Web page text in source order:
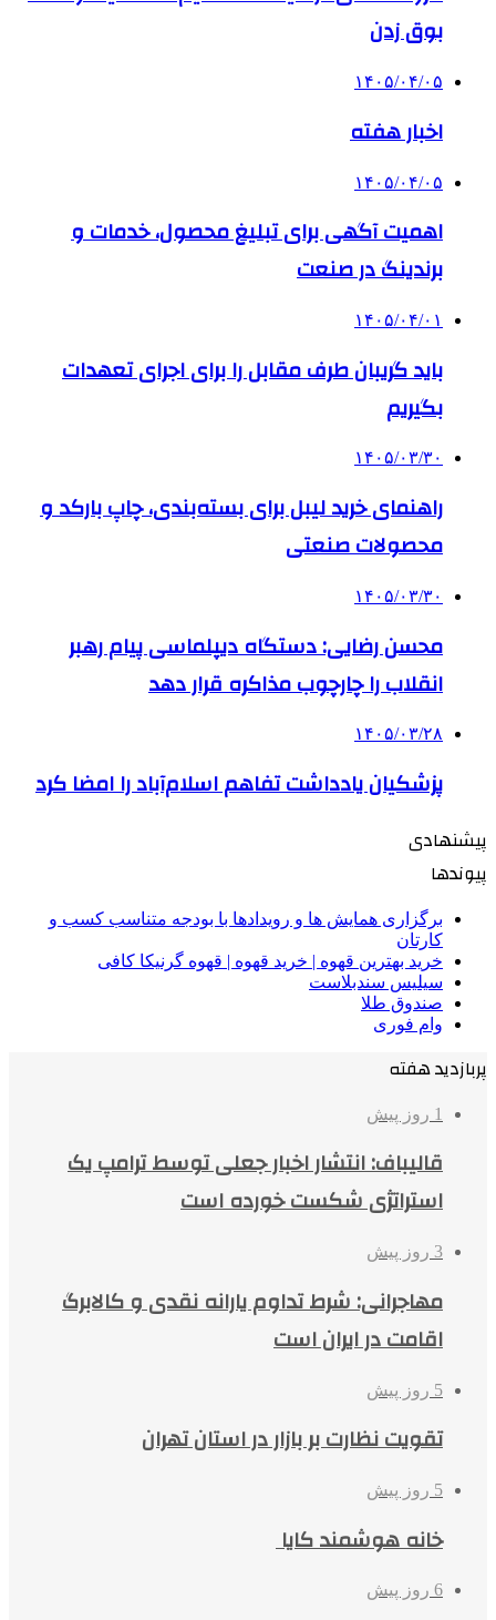
بوق زدن
۱۴۰۵/۰۴/۰۵
اخبار هفته
۱۴۰۵/۰۴/۰۵
اهمیت آگهی برای تبلیغ محصول، خدمات و
برندینگ در صنعت
۱۴۰۵/۰۴/۰۱
باید گریبان طرف مقابل را برای اجرای تعهدات
بگیریم
۱۴۰۵/۰۳/۳۰
راهنمای خرید لیبل برای بسته‌بندی، چاپ بارکد و
محصولات صنعتی
۱۴۰۵/۰۳/۳۰
محسن رضایی: دستگاه دیپلماسی پیام رهبر
انقلاب را چارچوب مذاکره قرار دهد
۱۴۰۵/۰۳/۲۸
پزشکیان یادداشت تفاهم اسلام‌آباد را امضا کرد
پیشنهادی
پیوندها
برگزاری همایش ها و رویدادها با بودجه متناسب کسب و
کارتان
خرید بهترین قهوه | خرید قهوه | قهوه گرنیکا کافی
سیلیس سندبلاست
صندوق طلا
وام فوری
پربازدید هفته
1 روز پیش
قالیباف: انتشار اخبار جعلی توسط ترامپ یک
استراتژی شکست خورده است
3 روز پیش
مهاجرانی: شرط تداوم یارانه نقدی و کالابرگ
اقامت در ایران است
5 روز پیش
تقویت نظارت بر بازار در استان تهران
5 روز پیش
خانه هوشمند کایا
6 روز پیش